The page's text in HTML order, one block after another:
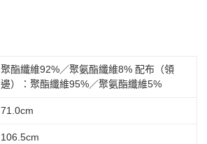
聚酯纖維92%／聚氨酯纖維8% 配布（領
邊）：聚酯纖維95%／聚氨酯纖維5%
71.0cm
106.5cm